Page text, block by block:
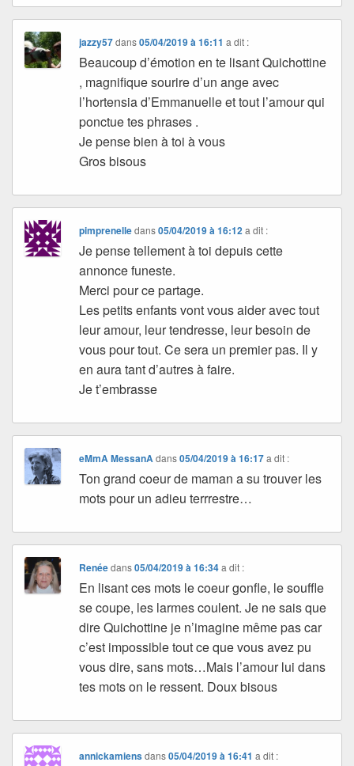
jazzy57dans05/04/2019 à 16:11 a dit :
Beaucoup d’émotion en te lisant Quichottine
, magnifique sourire d’un ange avec
l’hortensia d’Emmanuelle et tout l’amour qui
ponctue tes phrases .
Je pense bien à toi à vous
Gros bisous
pimprenelledans05/04/2019 à 16:12 a dit :
Je pense tellement à toi depuis cette
annonce funeste.
Merci pour ce partage.
Les petits enfants vont vous aider avec tout
leur amour, leur tendresse, leur besoin de
vous pour tout. Ce sera un premier pas. Il y
en aura tant d’autres à faire.
Je t’embrasse
eMmA MessanAdans05/04/2019 à 16:17 a dit :
Ton grand coeur de maman a su trouver les
mots pour un adieu terrrestre…
Renéedans05/04/2019 à 16:34 a dit :
En lisant ces mots le coeur gonfle, le souffle
se coupe, les larmes coulent. Je ne sais que
dire Quichottine je n’imagine même pas car
c’est impossible tout ce que vous avez pu
vous dire, sans mots…Mais l’amour lui dans
tes mots on le ressent. Doux bisous
annickamiensdans05/04/2019 à 16:41 a dit :